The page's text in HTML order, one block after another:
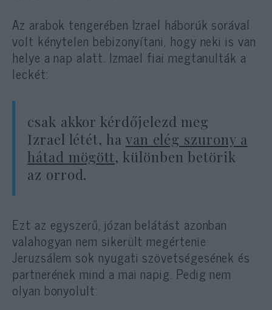
Az arabok tengerében Izrael háborúk sorával
volt kénytelen bebizonyítani, hogy neki is van
helye a nap alatt. Izmael fiai megtanulták a
leckét:
csak akkor kérdőjelezd meg
Izrael létét, ha van elég szurony a
hátad mögött, különben betörik
az orrod.
Ezt az egyszerű, józan belátást azonban
valahogyan nem sikerült megértenie
Jeruzsálem sok nyugati szövetségesének és
partnerének mind a mai napig. Pedig nem
olyan bonyolult: